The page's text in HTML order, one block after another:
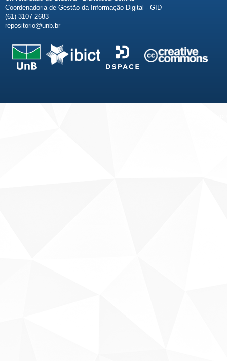
Coordenadoria de Gestão da Informação Digital - GID
(61) 3107-2683
repositorio@unb.br